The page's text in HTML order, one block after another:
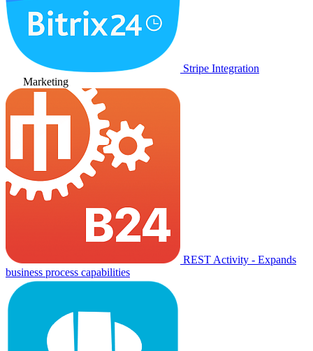
Stripe Integration
Marketing
REST Activity - Expands
business process capabilities